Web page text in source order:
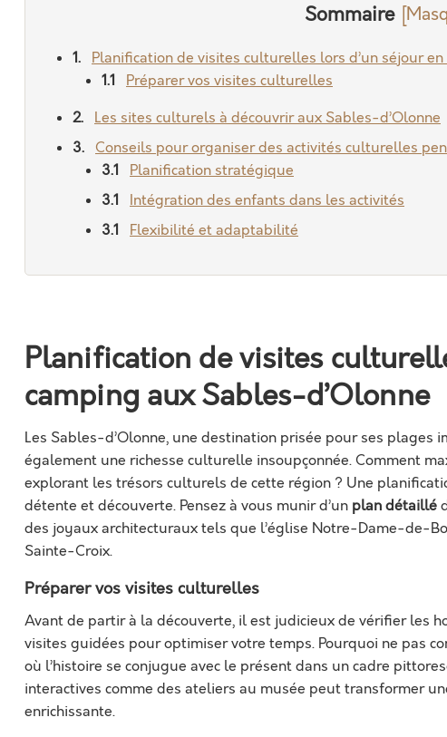
Sommaire
Planification de visites culturelles lors d’un séjour
Préparer vos visites culturelles
Les sites culturels à découvrir aux Sables-d’Olonne
Conseils pour organiser des activités culturelles
Planification stratégique
Intégration des enfants dans les activités
Flexibilité et adaptabilité
Planification de visites
camping aux Sables-d’Olonne
Les Sables-d’Olonne, une destination prisée pour ses plages
également une richesse culturelle insoupçonnée. Comment
explorant les trésors culturels de cette région ? Une
détente et découverte. Pensez à vous munir d’un plan détaillé
des joyaux architecturaux tels que l’église Notre-Dame-de-
Sainte-Croix.
Préparer vos visites culturelles
Avant de partir à la découverte, il est judicieux de vérifier les
visites guidées pour optimiser votre temps. Pourquoi ne pas
où l’histoire se conjugue avec le présent dans un cadre
interactives comme des ateliers au musée peut transformer
enrichissante.